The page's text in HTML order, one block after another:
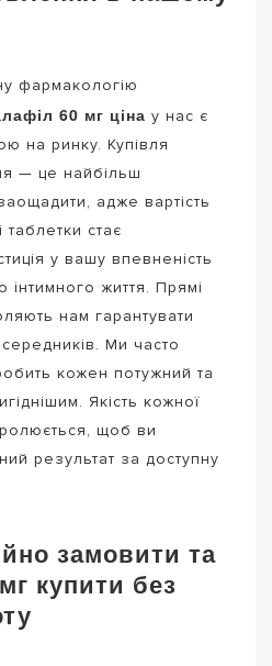
фармакологію
60 мг ціна у нас є
на ринку. Купівля
— це найбільш
адже вартість
таблетки стає
у вашу впевненість
інтимного життя. Прямі
нам гарантувати
Ми часто
кожен потужний та
Якість кожної
щоб ви
результат за доступну
замовити та
купити без